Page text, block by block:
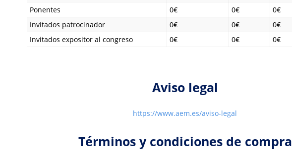
Ponentes
0€ 0€ 0€
Invitados patrocinador
0€ 0€ 0€
Invitados expositor al congreso
0€ 0€ 0€
Aviso legal
https://www.aem.es/aviso-legal
Términos y condiciones de compra